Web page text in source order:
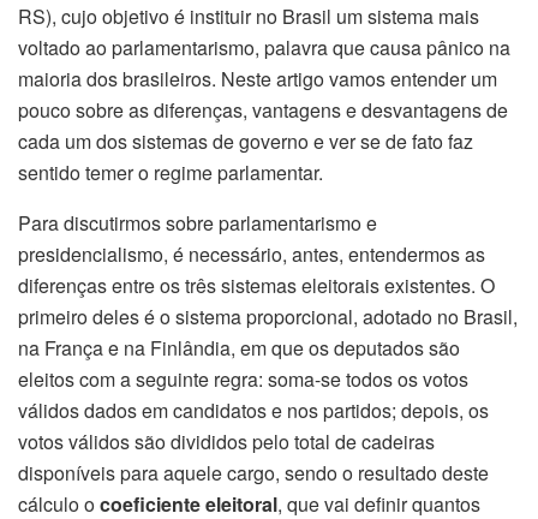
RS), cujo objetivo é instituir no Brasil um sistema mais
voltado ao parlamentarismo, palavra que causa pânico na
maioria dos brasileiros. Neste artigo vamos entender um
pouco sobre as diferenças, vantagens e desvantagens de
cada um dos sistemas de governo e ver se de fato faz
sentido temer o regime parlamentar.
Para discutirmos sobre parlamentarismo e
presidencialismo, é necessário, antes, entendermos as
diferenças entre os três sistemas eleitorais existentes. O
primeiro deles é o sistema proporcional, adotado no Brasil,
na França e na Finlândia, em que os deputados são
eleitos com a seguinte regra: soma-se todos os votos
válidos dados em candidatos e nos partidos; depois, os
votos válidos são divididos pelo total de cadeiras
disponíveis para aquele cargo, sendo o resultado deste
cálculo ocoeficiente eleitoral, que vai definir quantos